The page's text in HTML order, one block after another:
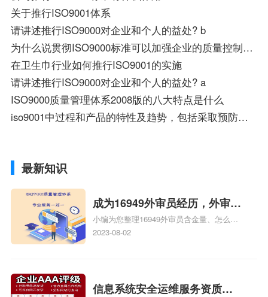
关于推行ISO9001体系
请讲述推行ISO9000对企业和个人的益处? b
为什么说贯彻ISO9000标准可以加强企业的质量控制能力？
在卫生巾行业如何推行ISO9001的实施
请讲述推行ISO9000对企业和个人的益处? a
ISO9000质量管理体系2008版的八大特点是什么
iso9001中过程和产品的特性及趋势，包括采取预防措施的机会是啥意思
最新知识
成为16949外审员经历，外审员
16949
小编为您整理16949外审员含金量、怎么才
能成为注册的TS16949:2009的外审员、我
2023-08-02
信息系统安全运维服务资质二